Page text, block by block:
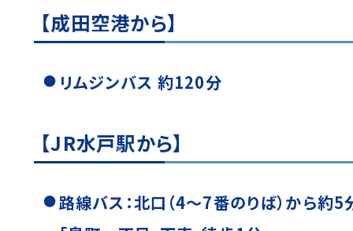
【成田空港から】
リムジンバス 約120分
【JR水戸駅から】
路線バス：北口（4〜7番のりば）から約5